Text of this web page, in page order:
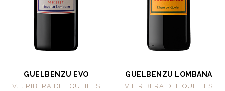
GUELBENZU EVO
V.T. RIBERA DEL QUEILES
GUELBENZU LOMBANA
V.T. RIBERA DEL QUEILES